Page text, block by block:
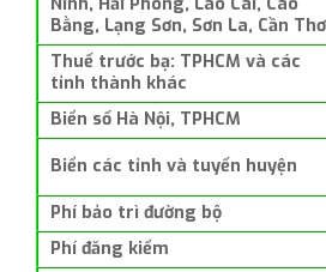
Ninh, Hải Phòng, Lào Cai, Cao
Bằng, Lạng Sơn, Sơn La, Cần Thơ
Thuế trước bạ: TPHCM và các
tỉnh thành khác
Biển số Hà Nội, TPHCM
Biển các tỉnh và tuyến huyện
Phí bảo trì đường bộ
Phí đăng kiểm